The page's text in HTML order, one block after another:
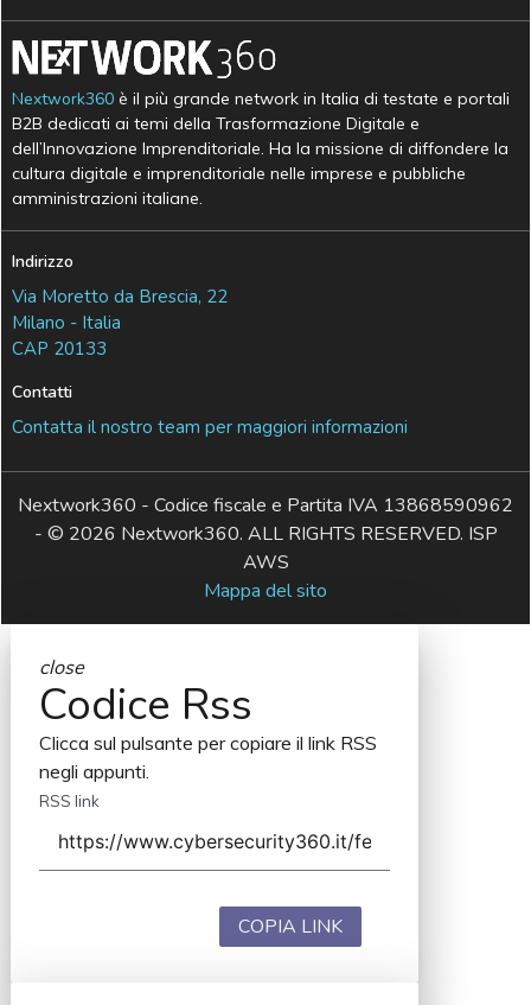
Nextwork360 è il più grande network in Italia di testate e portali
B2B dedicati ai temi della Trasformazione Digitale e
dell’Innovazione Imprenditoriale. Ha la missione di diffondere la
cultura digitale e imprenditoriale nelle imprese e pubbliche
amministrazioni italiane.
Indirizzo
Via Moretto da Brescia, 22
Milano - Italia
CAP 20133
Contatti
Contatta il nostro team per maggiori informazioni
Nextwork360 - Codice fiscale e Partita IVA 13868590962
- © 2026 Nextwork360. ALL RIGHTS RESERVED. ISP
AWS
Mappa del sito
close
Codice Rss
Clicca sul pulsante per copiare il link RSS
negli appunti.
RSS link
COPIA LINK